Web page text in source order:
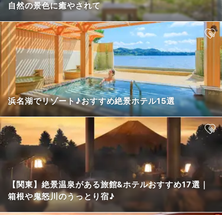
自然の景色に癒やされて
浜名湖でリゾート♪おすすめ絶景ホテル15選
【関東】絶景温泉がある旅館&ホテルおすすめ17選｜
箱根や鬼怒川のうっとり宿♪